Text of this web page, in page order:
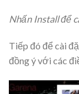
Nhấn Install để
Tiếp đó để cài
đồng ý với các